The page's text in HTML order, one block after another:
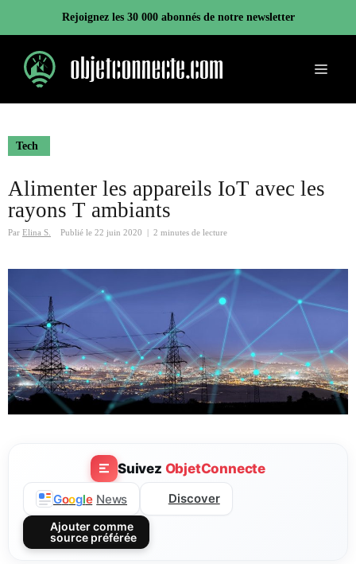
contenu
Rejoignez les 30 000 abonnés de notre newsletter
Menu
Tech
Alimenter les appareils IoT avec les
rayons T ambiants
Par Elina S. Publié le 22 juin 2020 2 minutes de lecture
Suivez ObjetConnecte
Google News Discover
Ajouter comme
source préférée